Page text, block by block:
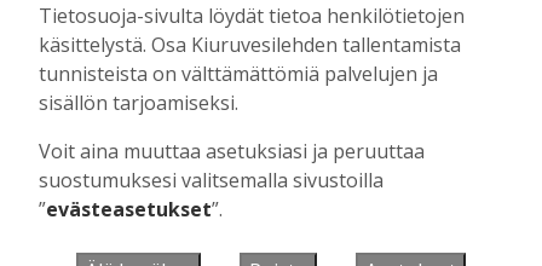
se tästä.
Käyntiosoite :
Kiuruvesi Lehti oy
Niemistenkatu 4
Kiuruvesi
Tietosuoja-sivulta löydät tietoa henkilötietojen
käsittelystä. Osa Kiuruvesilehden tallentamista
tunnisteista on välttämättömiä palvelujen ja
sisällön tarjoamiseksi.
Voit aina muuttaa asetuksiasi ja peruuttaa
suostumuksesi valitsemalla sivustoilla
”evästeasetukset”.